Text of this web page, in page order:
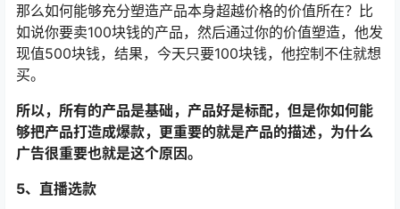
那么如何能够充分塑造产品本身超越价格的价值所在？比
如说你要卖100块钱的产品，然后通过你的价值塑造，他发
现值500块钱，结果，今天只要100块钱，他控制不住就想
买。
所以，所有的产品是基础，产品好是标配，但是你如何能
够把产品打造成爆款，更重要的就是产品的描述，为什么
广告很重要也就是这个原因。
5、直播选款